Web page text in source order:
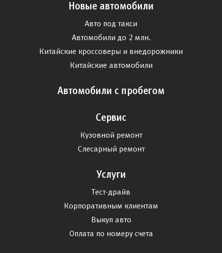
Новые автомобили
Авто под такси
Автомобили до 2 млн.
Китайские кроссоверы и внедорожники
Китайские автомобили
Автомобили с пробегом
Сервис
Кузовной ремонт
Слесарный ремонт
Услуги
Тест-драйв
Корпоративным клиентам
Выкуп авто
Оплата по номеру счета